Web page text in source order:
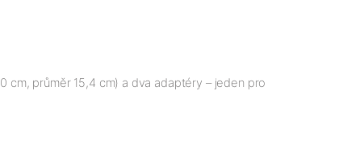
cm, průměr 15,4 cm) a dva adaptéry – jeden pro